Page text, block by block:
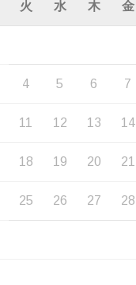
火 水 木 金
4 5 6 7
11 12 13 14
18 19 20 21
25 26 27 28